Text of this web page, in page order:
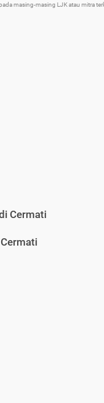
masing-masing LJK atau mitra
Cermati